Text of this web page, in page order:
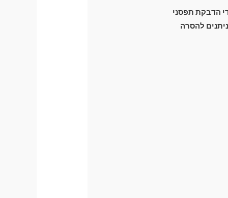
הדבקת תפסני
מכני לרכב) וניתנים להסרה